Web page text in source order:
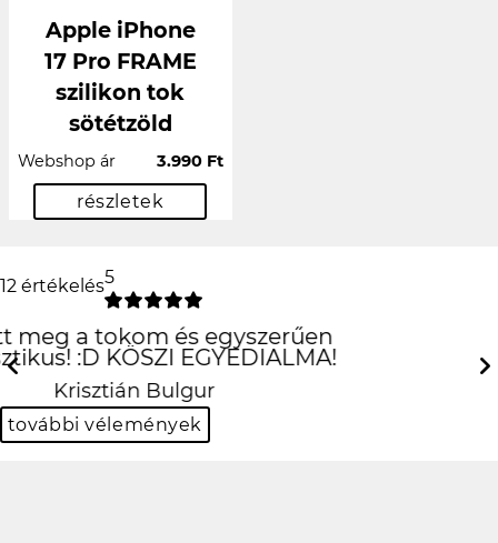
Apple iPhone
17 Pro FRAME
szilikon tok
sötétzöld
Webshop ár 3.990 Ft
részletek
12 értékelés5
csúcs lett köszi!
Viktor Kovács
Previous
további vélemények